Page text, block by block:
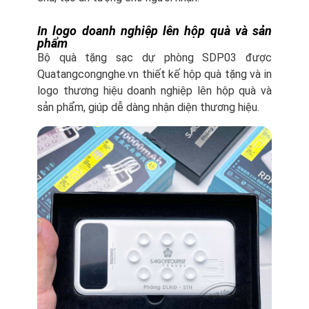
In logo doanh nghiệp lên hộp quà và sản
phẩm
Bộ quà tặng sạc dự phòng SDP03 được
Quatangcongnghe.vn thiết kế hộp quà tặng và in
logo thương hiệu doanh nghiệp lên hộp quà và
sản phẩm, giúp dễ dàng nhận diện thương hiệu.